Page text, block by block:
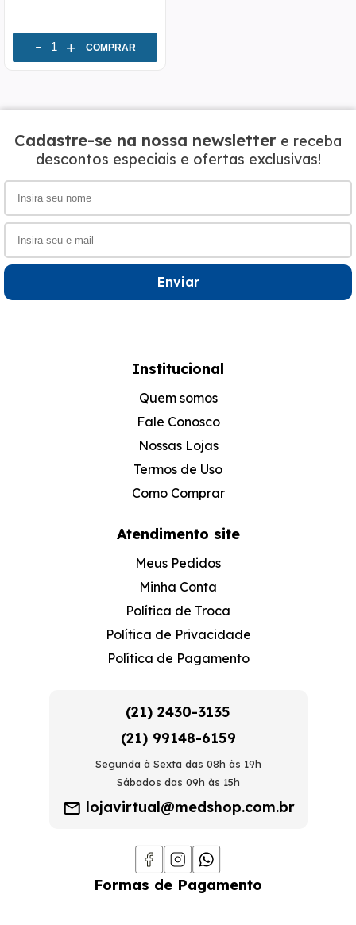
- + COMPRAR
Cadastre-se na nossa newsletter e receba
descontos especiais e ofertas exclusivas!
Enviar
Institucional
Quem somos
Fale Conosco
Nossas Lojas
Termos de Uso
Como Comprar
Atendimento site
Meus Pedidos
Minha Conta
Política de Troca
Política de Privacidade
Política de Pagamento
(21) 2430-3135
(21) 99148-6159
Segunda à Sexta das 08h às 19h
Sábados das 09h às 15h
lojavirtual@medshop.com.br
Formas de Pagamento